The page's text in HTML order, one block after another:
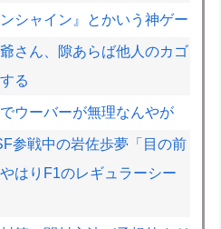
シャイン』とかいう神ゲー
さん、隙あらば他人のカゴ
る
ウーバーが無理なんやが
参戦中の岩佐歩夢「目の前
はりF1のレギュラーシー